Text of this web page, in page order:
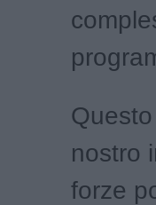
nostro
forze